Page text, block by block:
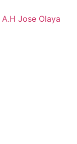
Jose Olaya